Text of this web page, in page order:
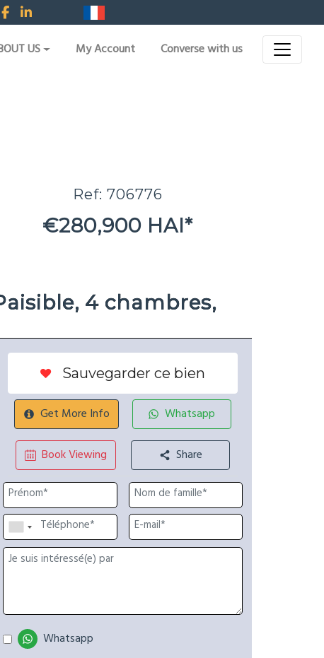
US My Account Converse with us
Ref: 706776
€280,900 HAI*
4 chambres,
Sauvegarder ce bien
Get More Info Whatsapp
Book Viewing Share
Whatsapp